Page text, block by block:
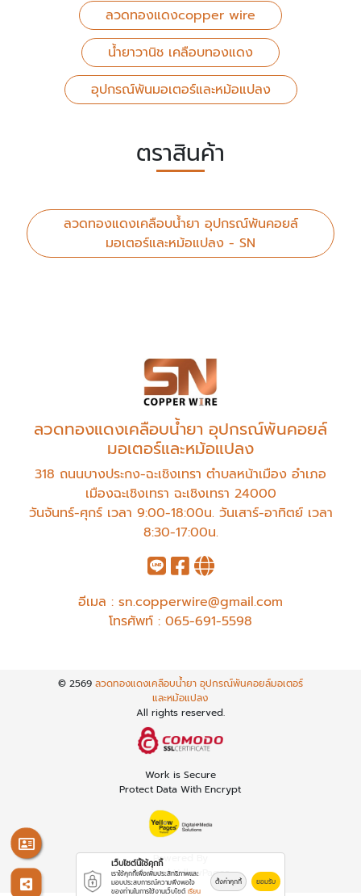
ลวดทองแดงcopper wire
น้ำยาวานิช เคลือบทองแดง
อุปกรณ์พันมอเตอร์และหม้อแปลง
ตราสินค้า
ลวดทองแดงเคลือบน้ำยา อุปกรณ์พันคอยล์
มอเตอร์และหม้อแปลง - SN
ลวดทองแดงเคลือบน้ำยา อุปกรณ์พันคอยล์
มอเตอร์และหม้อแปลง
318 ถนนบางประกง-ฉะเชิงเทรา ตำบลหน้าเมือง อำเภอ
เมืองฉะเชิงเทรา ฉะเชิงเทรา 24000
วันจันทร์-ศุกร์ เวลา 9:00-18:00น. วันเสาร์-อาทิตย์ เวลา
8:30-17:00น.
อีเมล : sn.copperwire@gmail.com
โทรศัพท์ : 065-691-5598
© 2569 ลวดทองแดงเคลือบน้ำยา อุปกรณ์พันคอยล์มอเตอร์
และหม้อแปลง
All rights reserved.
Work is Secure
Protect Data With Encrypt
Powered By
Thailand YellowPages
เว็บไซต์นี้ใช้คุกกี้
เราใช้คุกกี้เพื่อเพิ่มประสิทธิภาพและ
มอบประสบการณ์ความพึงพอใจ
ของท่านในการใช้งานเว็บไซต์ เรียน
ตั้งค่าคุกกี้ ยอมรับ